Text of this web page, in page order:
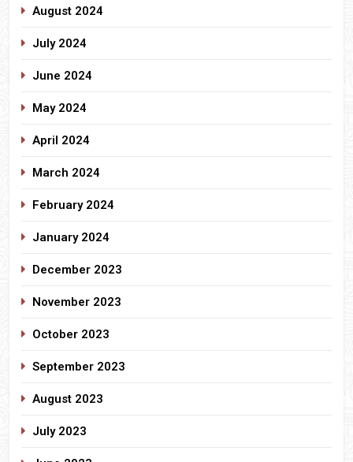
August 2024
July 2024
June 2024
May 2024
April 2024
March 2024
February 2024
January 2024
December 2023
November 2023
October 2023
September 2023
August 2023
July 2023